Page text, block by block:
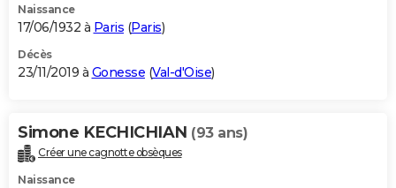
Naissance
17/06/1932 à Paris (Paris)
Décès
23/11/2019 à Gonesse (Val-d'Oise)
Simone KECHICHIAN (93 ans)
Créer une cagnotte obsèques
Naissance